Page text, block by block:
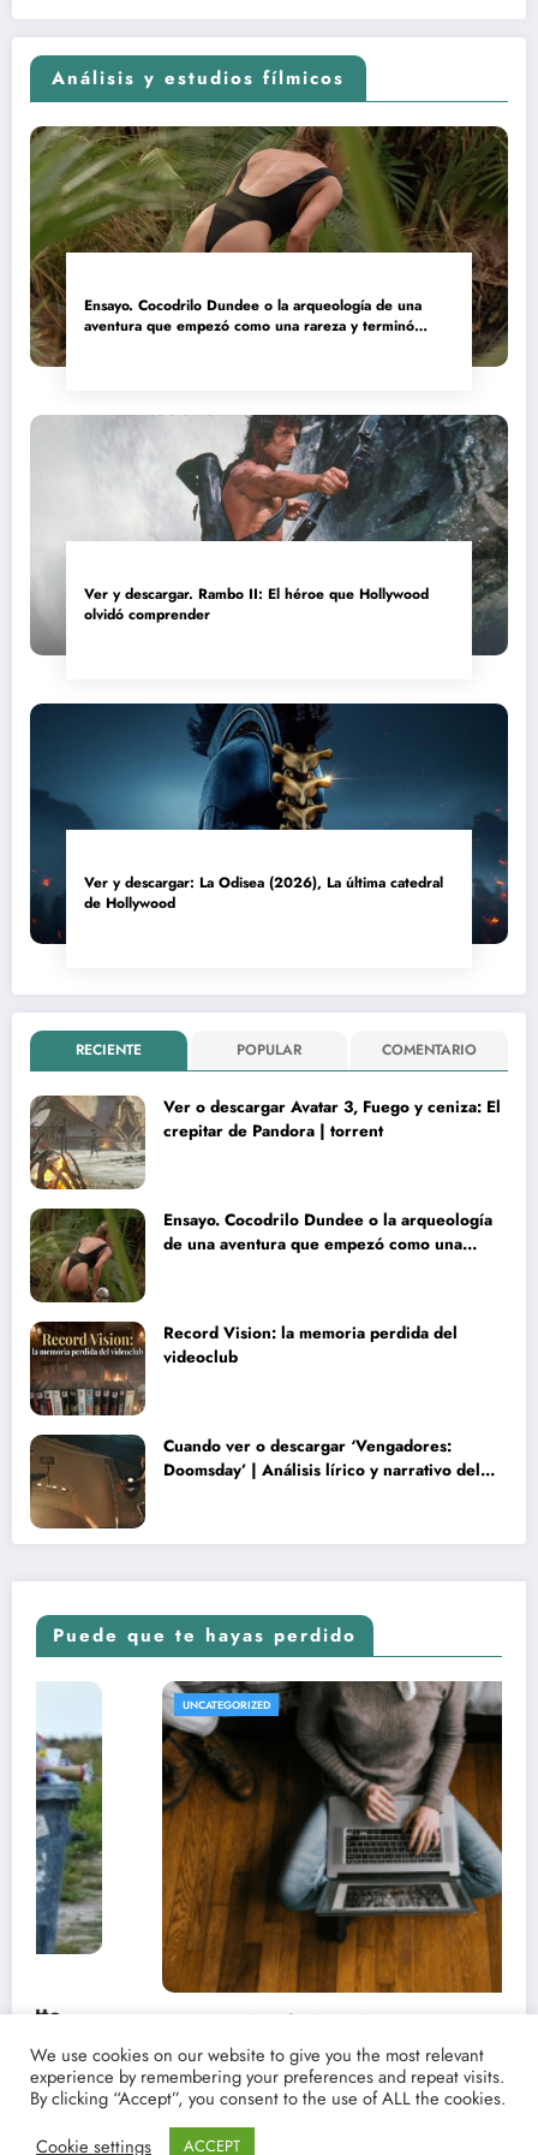
Análisis y estudios fílmicos
Ensayo. Cocodrilo Dundee o la arqueología de una
aventura que empezó como una rareza y terminó
Ver y descargar. Rambo II: El héroe que Hollywood
olvidó comprender
Ver y descargar: La Odisea (2026), La última catedral
de Hollywood
RECIENTE POPULAR COMENTARIO
Ver o descargar Avatar 3, Fuego y ceniza: El
crepitar de Pandora | torrent
Ensayo. Cocodrilo Dundee o la arqueología
de una aventura que empezó como una
Record Vision: la memoria perdida del
videoclub
Cuando ver o descargar ‘Vengadores:
Doomsday’ | Análisis lírico y narrativo del
Puede que te hayas perdido
de
Point
REVISTA DE CINE | NOTICIAS, IMÁGENES, TRÁILERS,
UNCATEGORIZED
We use cookies on our website to give you the most relevant
experience by remembering your preferences and repeat visits.
By clicking “Accept”, you consent to the use of ALL the cookies.
Cookie settings
ACCEPT